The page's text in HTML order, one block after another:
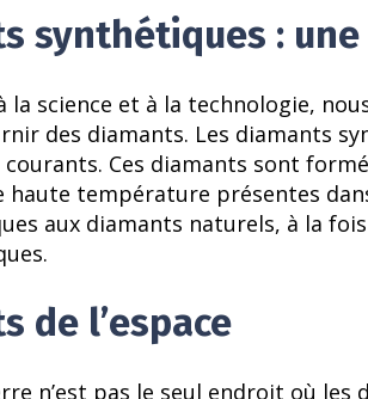
synthétiques :
la science et à la technologie,
des diamants. Les diamants
Ces diamants sont
haute température présentes
aux diamants naturels, à la
de l’espace
n’est pas le seul endroit où les